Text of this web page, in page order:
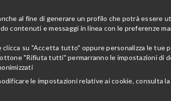
al fine di generare un profilo che potrà essere
contenuti e messaggi in linea con le preferenze
su "Accetta tutto" oppure personalizza le tue
"Rifiuta tutti" permarranno le impostazioni di
le impostazioni relative ai cookie, consulta la